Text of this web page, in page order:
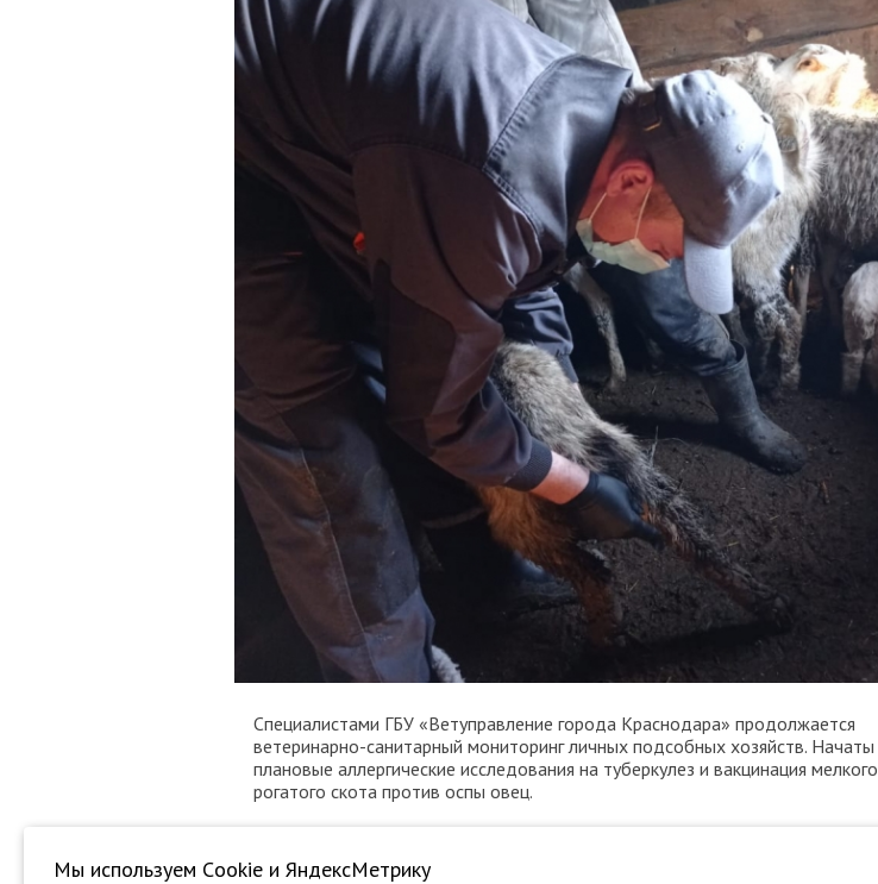
Специалистами ГБУ «Ветуправление города Краснодара» продолжается
ветеринарно-санитарный мониторинг личных подсобных хозяйств. Начаты
плановые аллергические исследования на туберкулез и вакцинация мелкого
рогатого скота против оспы овец.
Мы используем Сookie и ЯндексМетрику